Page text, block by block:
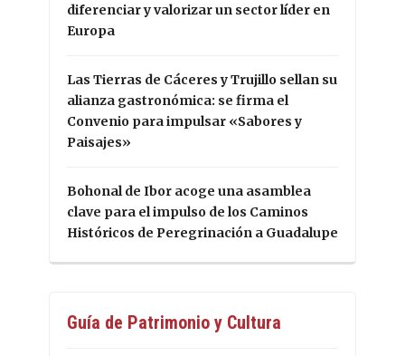
diferenciar y valorizar un sector líder en
Europa
Las Tierras de Cáceres y Trujillo sellan su
alianza gastronómica: se firma el
Convenio para impulsar «Sabores y
Paisajes»
Bohonal de Ibor acoge una asamblea
clave para el impulso de los Caminos
Históricos de Peregrinación a Guadalupe
Guía de Patrimonio y Cultura